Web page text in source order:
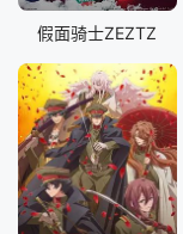
假面骑士ZEZTZ